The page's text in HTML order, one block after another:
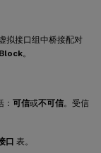
拟接口组中桥接配对
。
可信或不可信。受信
口 表。